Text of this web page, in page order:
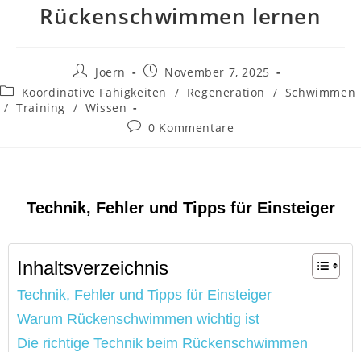
Rückenschwimmen lernen
Joern
November 7, 2025
Koordinative Fähigkeiten
/ Regeneration / Schwimmen
/ Training / Wissen
0 Kommentare
Technik, Fehler und Tipps für Einsteiger
Inhaltsverzeichnis
Technik, Fehler und Tipps für Einsteiger
Warum Rückenschwimmen wichtig ist
Die richtige Technik beim Rückenschwimmen